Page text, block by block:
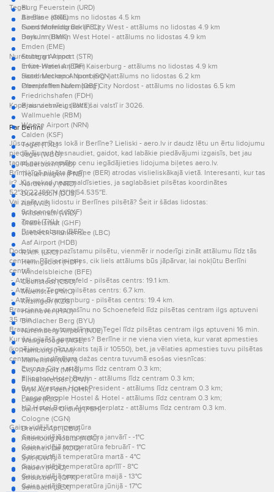
Burg Feuerstein (URD)
Air Base (GKE)
Fuerstenfeldbruck (FEL)
Borkum (BMK)
Emden (EME)
Stuttgart Airport (STR)
Erfurt-Weimar (ERF)
Saarbruecken Airport (SCN)
Oberpfaffenhofen (OBF)
Friedrichshafen (FDH)
Braunschweig (BWE)
Wallmuehle (RBM)
Weeze Airport (NRN)
Calden (KSF)
Tegel (TXL)
Jagel (WBG)
Paderborn (PAD)
Trollenhagen (FNB)
Norderney (NRD)
Dusseldorf (DUS)
Aaf (WIE)
Wildenrath (WID)
Giebelstadt (GHF)
Luebeck-Blankensee (LBC)
Aaf Airport (HDB)
R.A.F. (LRC)
Heringsdorf (HDF)
Windelsbleiche (BFE)
Cochstedt (CSO)
Muenster (FMO)
Kitzingen (KZG)
Hannover (HAJ)
Bindlacher Berg (BYU)
Nuremberg Airport (NUE)
Wangerooge (AGE)
Hamburg (HAM)
Mariensiel (WVN)
City Airport (MHG)
Finkenwerder (XFW)
Wyk Auf Foehr (OHR)
Laage (RLG)
Saint Peter Ording (PSH)
Cologne (CGN)
Drewitz Apt (CBU)
Altenburg Nobitz (AOC)
Koethen De (KOQ)
Sylt (GWT)
Plauen (HOQ)
Strausberg (QPK)
Sembach (SEX)
Tegel:
Baerlin - attālums no lidostas 4.5 km
Good Morning Berlin City West - attālums no lidostas 4.9 km
Days Inn Berlin West Hotel - attālums no lidostas 4.9 km
Nuremberg Airport:
Invite Hotel An Der Kaiserburg - attālums no lidostas 4.9 km
Hotel Metropol Nurnberg - attālums no lidostas 6.2 km
Premier Inn Nuernberg City Nordost - attālums no lidostas 6.5 km
Kopējais viesnīcu skaits šai valstī ir 3026.
Par Berlīni
Jūsu uzmanības lokā ir Berlīne? Lieliski - aero.lv ir daudz lētu un ērtu lidojumu
piedāvājumu! Nesnaudiet, gaidot, kad labākie piedāvājumi izgaisīs, bet jau
tagad par viszemāko cenu iegādājieties lidojuma biļetes aero.lv.
Brīnišķīgā pilsēta Berlīne (BER) atrodas vislieliskākajā vietā. Interesanti, kur tas
ir? Jūs nekad neapmaldīsieties, ja saglabāsiet pilsētas koordinātes
52°30′22.189″N 13°19′54.535″E.
Vai zināt, cik lidostu ir Berlīnes pilsētā? Šeit ir šādas lidostas:
Schoenefeld (SXF)
Tegel (TXL)
Brandenburg (BER)
Dodoties uz nepazīstamu pilsētu, vienmēr ir noderīgi zināt attālumu līdz tās
centram. Pārliecinieties, cik liels attālums būs jāpārvar, lai nokļūtu Berlīni
centrā:
- Attālums Schoenefeld - pilsētas centrs: 19.1 km.
- Attālums Tegel - pilsētas centrs: 6.7 km.
- Attālums Brandenburg - pilsētas centrs: 19.4 km.
Brauciens ar automašīnu no Schoenefeld līdz pilsētas centram ilgs aptuveni
35 min.
Brauciens ar automašīnu no Tegel līdz pilsētas centram ilgs aptuveni 16 min.
Kur šai pilsētā apmesties? Berlīne ir ne viena vien vieta, kur varat apmesties
(kopējais viesnīcu skaits tajā ir 10550), bet, ja vēlaties apmesties tuvu pilsētas
centram, piedāvājam dažas centra tuvumā esošas viesnīcas:
Europa City - attālums līdz centram 0.3 km;
Ellington Hotel Berlin - attālums līdz centram 0.3 km;
Best Western Hotel President - attālums līdz centram 0.3 km;
PangeaPeople Hostel & Hotel - attālums līdz centram 0.3 km;
H2 Hotel Berlin Alexanderplatz - attālums līdz centram 0.3 km.
Gaisa vidējā temperatūra
Gaisa vidējā temperatūra janvārī - -1°C
Gaisa vidējā temperatūra februārī - 1°C
Gaisa vidējā temperatūra martā - 4°C
Gaisa vidējā temperatūra aprīlī - 8°C
Gaisa vidējā temperatūra maijā - 13°C
Gaisa vidējā temperatūra jūnijā - 17°C